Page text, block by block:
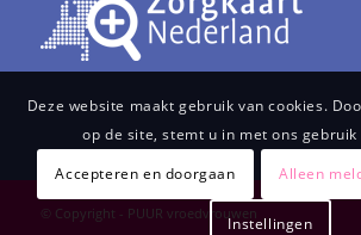
© Copyright - PUUR vroedvrouwen
Deze website maakt gebruik van cookies.
op de site, stemt u in met ons gebruik
Accepteren en doorgaan
Alleen
Instellingen